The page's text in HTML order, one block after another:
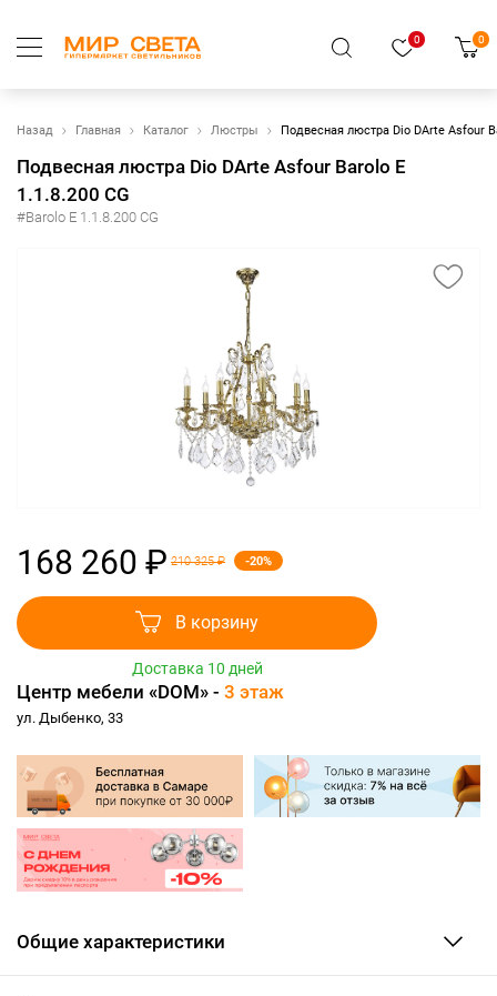
0 0
Назад Главная Каталог Люстры Подвесная люстра Dio DArte Asfour
Подвесная люстра Dio DArte Asfour Barolo E
1.1.8.200 CG
#Barolo E 1.1.8.200 CG
168 260 ₽ 210 325 ₽ -20%
В корзину
Доставка 10 дней
Центр мебели «DOM» - 3 этаж
ул. Дыбенко, 33
Общие характеристики